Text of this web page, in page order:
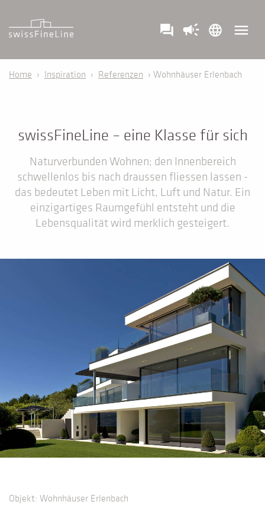
question_answer campaign language menu
Home › Inspiration › Referenzen › Wohnhäuser Erlenbach
swissFineLine – eine Klasse für sich
Naturverbunden Wohnen; den Innenbereich
schwellenlos bis nach draussen fliessen lassen -
das bedeutet Leben mit Licht, Luft und Natur. Ein
einzigartiges Raumgefühl entsteht und die
Lebensqualität wird merklich gesteigert.
Objekt: Wohnhäuser Erlenbach